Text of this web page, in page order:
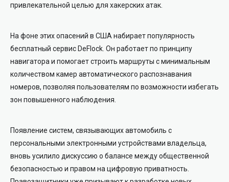
привлекательной целью для хакерских атак.
На фоне этих опасений в США набирает популярность
бесплатный сервис DeFlock. Он работает по принципу
навигатора и помогает строить маршруты с минимальным
количеством камер автоматического распознавания
номеров, позволяя пользователям по возможности избегать
зон повышенного наблюдения.
Появление систем, связывающих автомобиль с
персональными электронными устройствами владельца,
вновь усилило дискуссию о балансе между общественной
безопасностью и правом на цифровую приватность.